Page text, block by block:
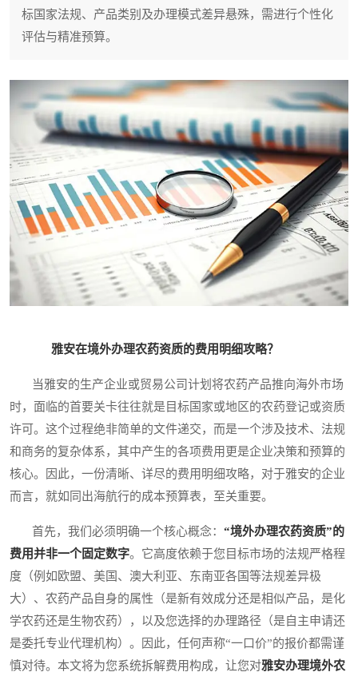
标国家法规、产品类别及办理模式差异悬殊，需进行个性化
评估与精准预算。
雅安在境外办理农药资质的费用明细攻略？
当雅安的生产企业或贸易公司计划将农药产品推向海外市场
时，面临的首要关卡往往就是目标国家或地区的农药登记或资质
许可。这个过程绝非简单的文件递交，而是一个涉及技术、法规
和商务的复杂体系，其中产生的各项费用更是企业决策和预算的
核心。因此，一份清晰、详尽的费用明细攻略，对于雅安的企业
而言，就如同出海航行的成本预算表，至关重要。
首先，我们必须明确一个核心概念： “境外办理农药资质”的
费用并非一个固定数字。它高度依赖于您目标市场的法规严格程
度（例如欧盟、美国、澳大利亚、东南亚各国等法规差异极
大）、农药产品自身的属性（是新有效成分还是相似产品，是化
学农药还是生物农药），以及您选择的办理路径（是自主申请还
是委托专业代理机构）。因此，任何声称“一口价”的报价都需谨
慎对待。本文将为您系统拆解费用构成，让您对雅安办理境外农